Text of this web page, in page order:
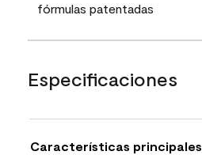
fórmulas patentadas
Especificaciones
Características principales